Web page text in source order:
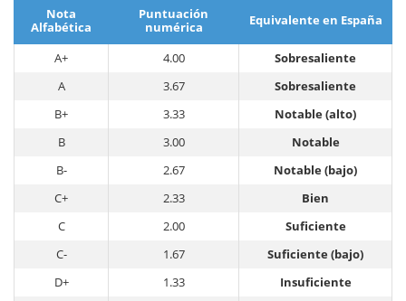
Nota
Alfabética
Puntuación
numérica
Equivalente en España
A+ 4.00
Sobresaliente
A
3.67
Sobresaliente
B+
3.33
Notable (alto)
B
3.00
Notable
B-
2.67
Notable (bajo)
C+
2.33
Bien
C
2.00
Suficiente
C-
1.67
Suficiente (bajo)
D+
1.33
Insuficiente